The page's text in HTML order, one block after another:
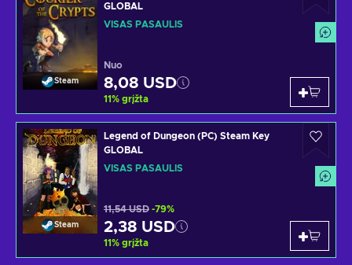
Steam
GLOBAL
VISAS PASAULIS
Nuo
8,08 USD
11% grįžta
Steam
Legend of Dungeon (PC) Steam Key
GLOBAL
VISAS PASAULIS
11,54 USD -79%
2,38 USD
11% grįžta